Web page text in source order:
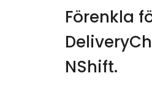
Förenkla
NShift.